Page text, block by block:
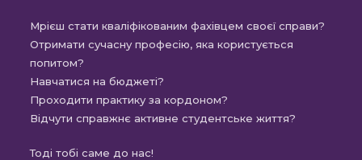
Мрієш стати кваліфікованим фахівцем своєї справи?
Отримати сучасну професію, яка користується
попитом?
Навчатися на бюджеті?
Проходити практику за кордоном?
Відчути справжнє активне студентське життя?
Тоді тобі саме до нас!